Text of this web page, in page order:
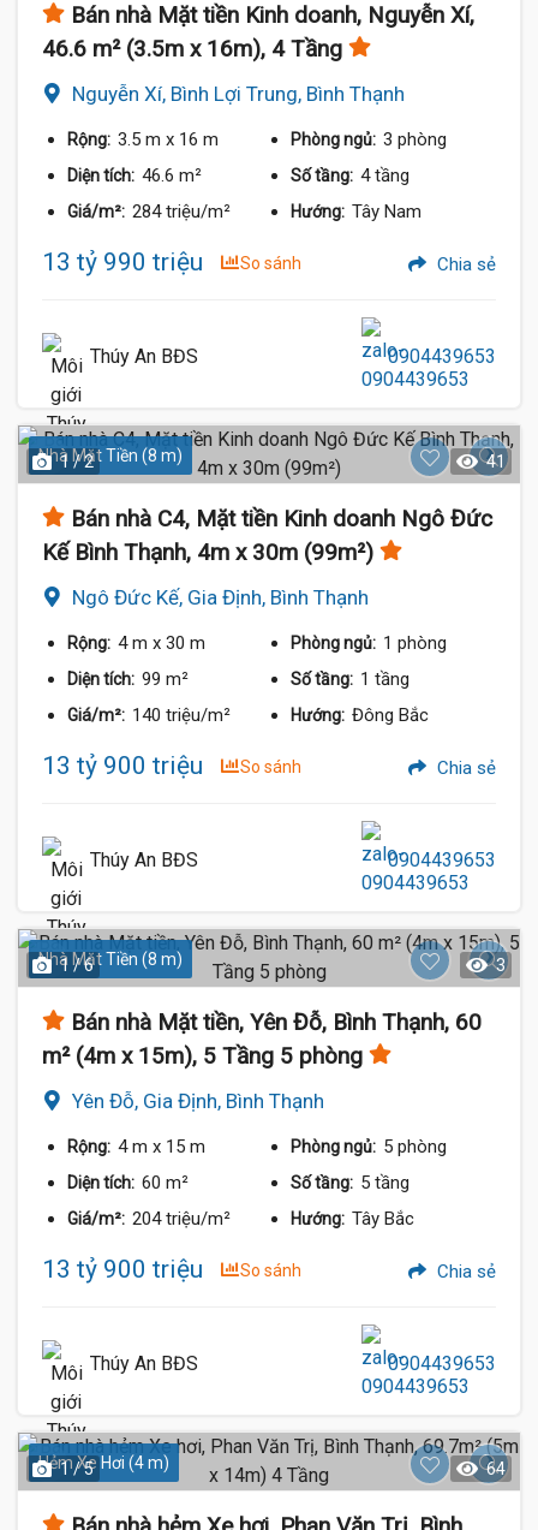
Bán nhà Mặt tiền Kinh doanh, Nguyễn Xí,
46.6 m² (3.5m x 16m), 4 Tầng
Nguyễn Xí, Bình Lợi Trung, Bình Thạnh
Rộng: 3.5 m x 16 m Phòng ngủ: 3 phòng
Diện tích: 46.6 m² Số tầng: 4 tầng
Giá/m²: 284 triệu/m² Hướng: Tây Nam
13 tỷ 990 triệu So sánh Chia sẻ
Thúy An BĐS 0904439653
Nhà Mặt Tiền (8 m)
1 / 2 41
Bán nhà C4, Mặt tiền Kinh doanh Ngô Đức
Kế Bình Thạnh, 4m x 30m (99m²)
Ngô Đức Kế, Gia Định, Bình Thạnh
Rộng: 4 m x 30 m Phòng ngủ: 1 phòng
Diện tích: 99 m² Số tầng: 1 tầng
Giá/m²: 140 triệu/m² Hướng: Đông Bắc
13 tỷ 900 triệu So sánh Chia sẻ
Thúy An BĐS 0904439653
Nhà Mặt Tiền (8 m)
1 / 6 3
Bán nhà Mặt tiền, Yên Đỗ, Bình Thạnh, 60
m² (4m x 15m), 5 Tầng 5 phòng
Yên Đỗ, Gia Định, Bình Thạnh
Rộng: 4 m x 15 m Phòng ngủ: 5 phòng
Diện tích: 60 m² Số tầng: 5 tầng
Giá/m²: 204 triệu/m² Hướng: Tây Bắc
13 tỷ 900 triệu So sánh Chia sẻ
Thúy An BĐS 0904439653
Hẻm Xe Hơi (4 m)
1 / 5 64